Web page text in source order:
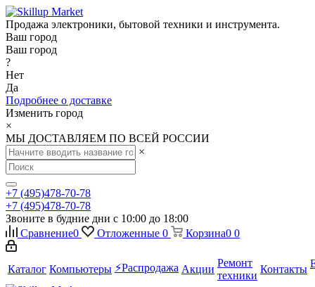
Продажа электроники, бытовой техники и инструмента.
Ваш город
Ваш город
?
Нет
Да
Подробнее о доставке
Изменить город
×
МЫ ДОСТАВЛЯЕМ ПО ВСЕЙ РОССИИ
×
+7 (495)478-70-78
+7 (495)478-70-78
Звоните в будние дни с 10:00 до 18:00
Сравнение0 Отложенные 0 Корзина0 0
Каталог Компьютеры ⚡️Распродажа Акции
Ремонт
техники
Контакты